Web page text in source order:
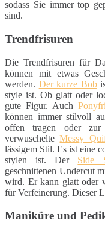
sodass Sie immer top
sind.
Trendfrisuren
Die Trendfrisuren für
können mit etwas
werden. Der kurze Bob
style ist. Ob glatt oder
gute Figur. Auch
können immer stilvoll
offen tragen oder zur
verwuschelteMessy
lässigem Stil. Es ist eine
stylen ist. Der Side
geschnittenen Undercut
wird. Er kann glatt oder
für Verfeinerung. Dieser
Maniküre und